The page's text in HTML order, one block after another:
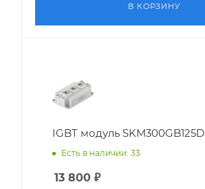
В КОРЗИНУ
IGBT модуль SKM300GB125D
Есть в наличии: 33
13 800 ₽